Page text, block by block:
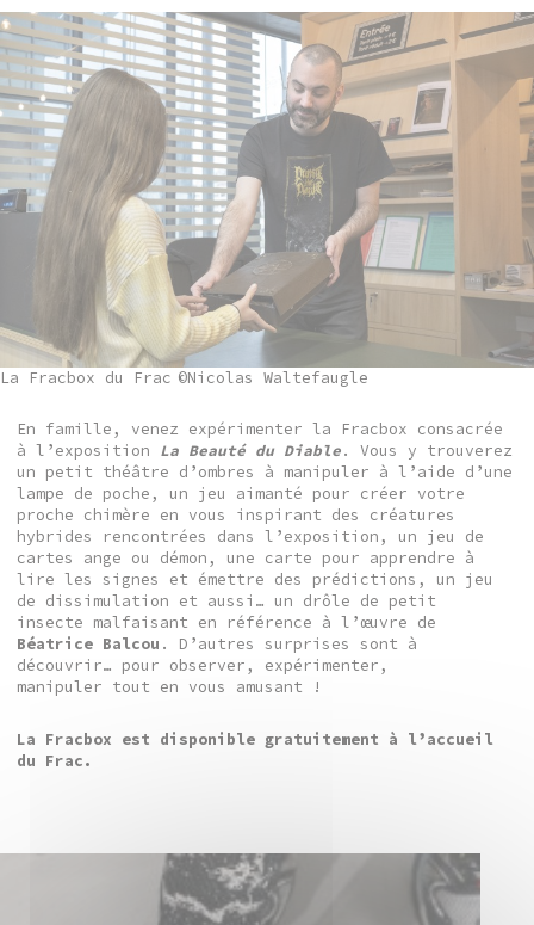
La Fracbox du Frac ©Nicolas Waltefaugle
En famille, venez expérimenter la Fracbox consacrée
à l’exposition La Beauté du Diable. Vous y trouverez
un petit théâtre d’ombres à manipuler à l’aide d’une
lampe de poche, un jeu aimanté pour créer votre
proche chimère en vous inspirant des créatures
hybrides rencontrées dans l’exposition, un jeu de
cartes ange ou démon, une carte pour apprendre à
lire les signes et émettre des prédictions, un jeu
de dissimulation et aussi… un drôle de petit
insecte malfaisant en référence à l’œuvre de
Béatrice Balcou . D’autres surprises sont à
découvrir… pour observer, expérimenter,
manipuler tout en vous amusant !
La Fracbox est disponible gratuitement à l’accueil
du Frac.